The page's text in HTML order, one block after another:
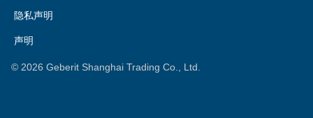
隐私声明
声明
© 2026 Geberit Shanghai Trading Co., Ltd.